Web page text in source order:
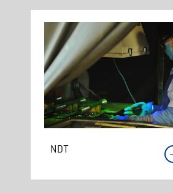
NDT